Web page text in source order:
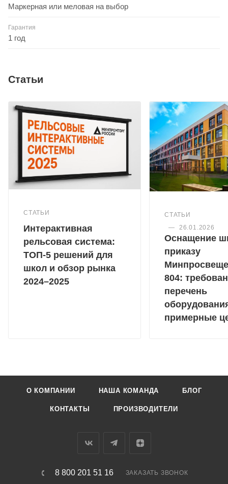
Маркерная или меловая на выбор
Гарантия
1 год
Статьи
СТАТЬИ
Интерактивная
рельсовая система:
ТОП-5 решений для
школ и обзор рынка
2024–2025
СТАТЬИ
—
26.01.2026
Оснащение
приказу
804:
перечень
примерные
О КОМПАНИИ НАША КОМАНДА БЛОГ
КОНТАКТЫ ПРОИЗВОДИТЕЛИ
8 800 201 51 16 ЗАКАЗАТЬ ЗВОНОК